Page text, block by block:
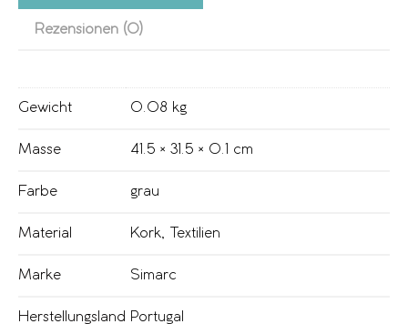
Rezensionen (0)
Gewicht 0.08 kg
Masse 41.5 × 31.5 × 0.1 cm
Farbe grau
Material Kork, Textilien
Marke Simarc
Herstellungsland Portugal